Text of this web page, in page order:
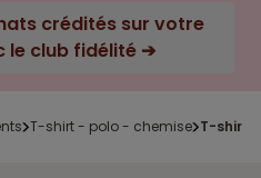
crédités sur votre
cagnotte avec le club fidélité ➔
t-shirt - polo - chemise t-shirt